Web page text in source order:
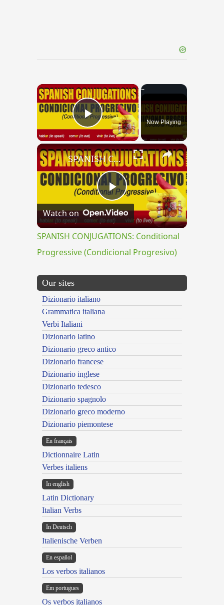
×
Play VideoNow Playing
×
Play
Video
SPANISH CONJUGATIONS: Conditional Progressive (Condicional Progresivo)
Watch on
SPANISH CONJUGATIONS: Conditional
Progressive (Condicional Progresivo)
Our sites
Dizionario italiano
Grammatica italiana
Verbi Italiani
Dizionario latino
Dizionario greco antico
Dizionario francese
Dizionario inglese
Dizionario tedesco
Dizionario spagnolo
Dizionario greco moderno
Dizionario piemontese
En français
Dictionnaire Latin
Verbes italiens
In english
Latin Dictionary
Italian Verbs
In Deutsch
Italienische Verben
En español
Los verbos italianos
Em portugues
Os verbos italianos